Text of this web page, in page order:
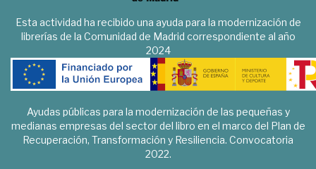
Esta actividad ha recibido una ayuda para la modernización de
librerías de la Comunidad de Madrid correspondiente al año
2024
Ayudas públicas para la modernización de las pequeñas y
medianas empresas del sector del libro en el marco del Plan de
Recuperación, Transformación y Resiliencia. Convocatoria
2022.